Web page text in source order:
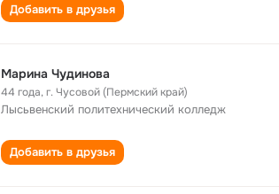
Добавить в друзья
Марина Чудинова
44 года,г. Чусовой (Пермский край)
Лысьвенский политехнический колледж
Добавить в друзья